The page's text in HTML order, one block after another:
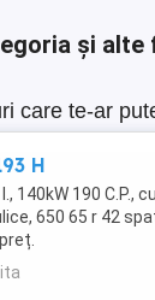
și
care te-ar
H
140kW 190 C.P.,
650 65 r 42